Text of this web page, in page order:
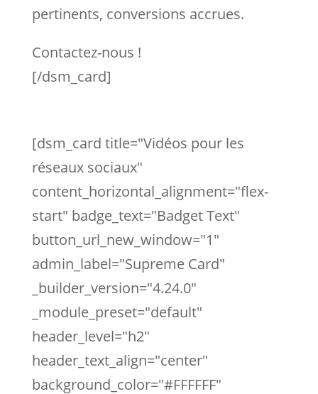
pertinents, conversions accrues.
Contactez-nous !
[/dsm_card]
[dsm_card title="Vidéos pour les
réseaux sociaux"
content_horizontal_alignment="flex-
start" badge_text="Badget Text"
button_url_new_window="1"
admin_label="Supreme Card"
_builder_version="4.24.0"
_module_preset="default"
header_level="h2"
header_text_align="center"
background_color="#FFFFFF"